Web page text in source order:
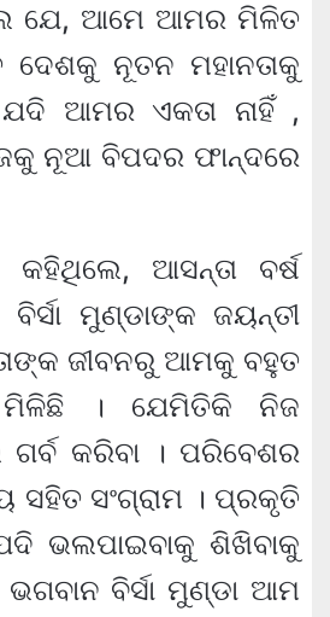
ଯେ, ଆମେ ଆମର ମିଳିତ
ନୂତନ ମହାନତାକୁ
ଯଦି ଆମର ଏକତା ନାହିଁ ,
ନୂଆ ବିପଦର ଫାନ୍ଦରେ
ଆସନ୍ତା ବର୍ଷ
ମୁଣ୍ଡାଙ୍କ ଜୟନ୍ତୀ
ଜୀବନରୁ ଆମକୁ ବହୁତ
। ଯେମିତିକି ନିଜ
କରିବା । ପରିବେଶର
ସହିତ ସଂଗ୍ରାମ । ପ୍ରକୃତି
ଭଲପାଇବାକୁ ଶିଖିବାକୁ
ବିର୍ସା ମୁଣ୍ଡା ଆମ